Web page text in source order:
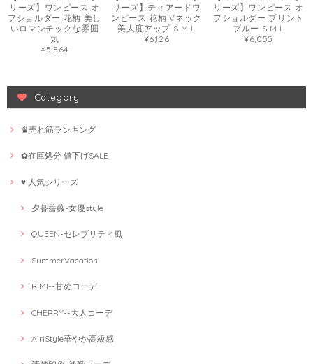
リーズ】ワンピース オ
フショルダー 花柄 美し
いロマンチックな雰囲
気
¥5,864
リーズ】ティアードワ
ンピース 花柄 Vネック
美人度アップ S M L
¥6,126
リーズ】ワンピース オ
フショルダー プリント
ブルー S M L
¥6,055
Category
♛売れ筋ランキング
✿在庫処分 値下げSALE
♥ 人気シリーズ
夕暮薔薇-女優style
QUEEN-セレブリティ風
SummerVacation
RIMI--甘めコーデ
CHERRY--大人コーデ
AiriStyle華やか高級感